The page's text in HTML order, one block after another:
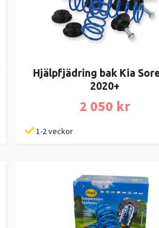
Hjälpfjädring bak Kia
2020+
2 050 kr
1-2 veckor